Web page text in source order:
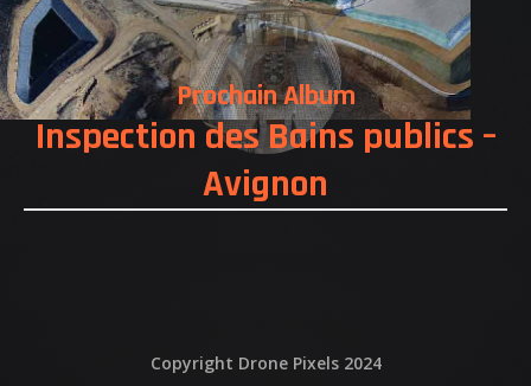
ATTESTATIONS
Prochain Album
Inspection des Bains publics –
Avignon
Copyright Drone Pixels 2024